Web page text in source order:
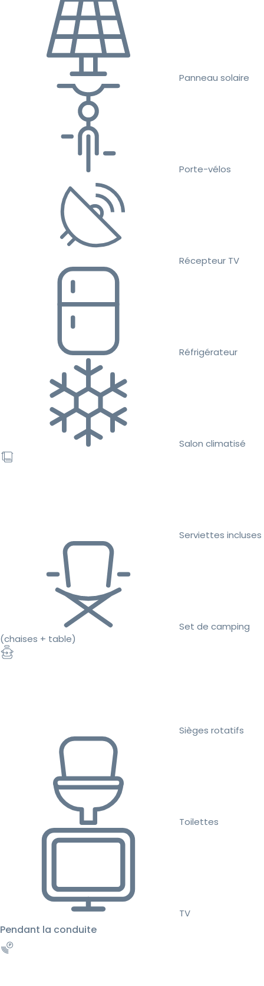
Panneau solaire
Porte-vélos
Récepteur TV
Réfrigérateur
Salon climatisé
Serviettes incluses
Set de camping
(chaises + table)
Sièges rotatifs
Toilettes
TV
Pendant la conduite